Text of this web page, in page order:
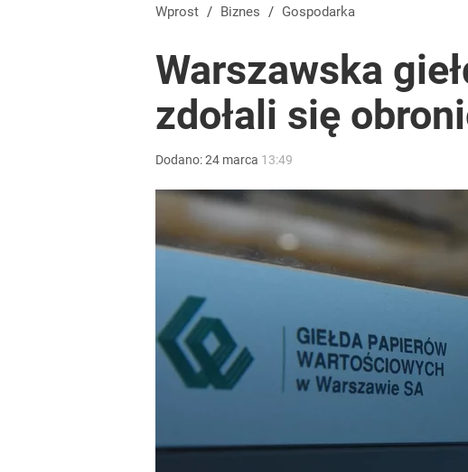
Wprost / Biznes / Gospodarka
Warszawska
zdołali się
Dodano:24 marca 13:49